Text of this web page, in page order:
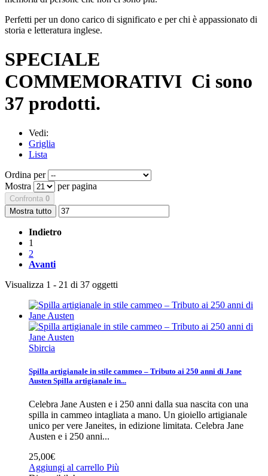
Perfetti per un dono carico di significato e per chi è appassionato di
storia e letteratura inglese.
SPECIALE
COMMEMORATIVI Ci sono
37 prodotti.
Vedi:
Griglia
Lista
Ordina per
Mostra
per pagina
Confronta 0
Mostra tutto
Indietro
1
2
Avanti
Visualizza 1 - 21 di 37 oggetti
Sbircia
Spilla artigianale in stile cammeo – Tributo ai 250 anni di Jane
Austen Spilla artigianale in...
Celebra Jane Austen e i 250 anni dalla sua nascita con una
spilla in cammeo intagliata a mano. Un gioiello artigianale
unico per vere Janeites, in edizione limitata. Celebra Jane
Austen e i 250 anni...
25,00€
Aggiungi al carrello Più